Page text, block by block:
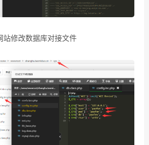
站修改数据库对接文件